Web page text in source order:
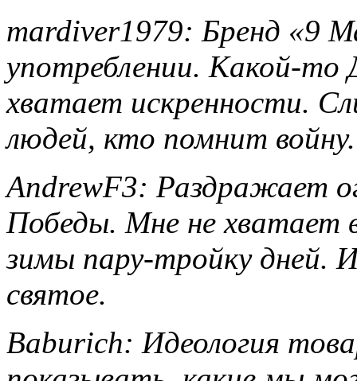
mardiver1979: Бренд «9
употреблении.
хватает искренности.
людей, кто помнит войну.
AndrewF3: Раздражает
Победы. Мне не хватает
зимы пару-тройку дней.
святое.
Baburich: Идеология